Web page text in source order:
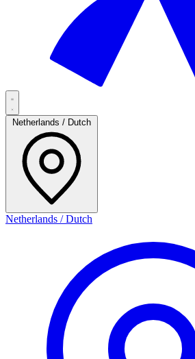
Netherlands / Dutch
Netherlands / Dutch